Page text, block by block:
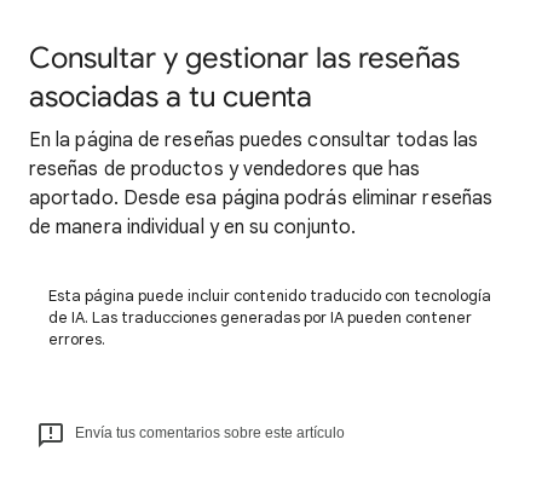
Consultar y gestionar las reseñas
asociadas a tu cuenta
En la página de reseñas puedes consultar todas las
reseñas de productos y vendedores que has
aportado. Desde esa página podrás eliminar reseñas
de manera individual y en su conjunto.
Esta página puede incluir contenido traducido con tecnología
de IA. Las traducciones generadas por IA pueden contener
errores.
Envía tus comentarios sobre este artículo